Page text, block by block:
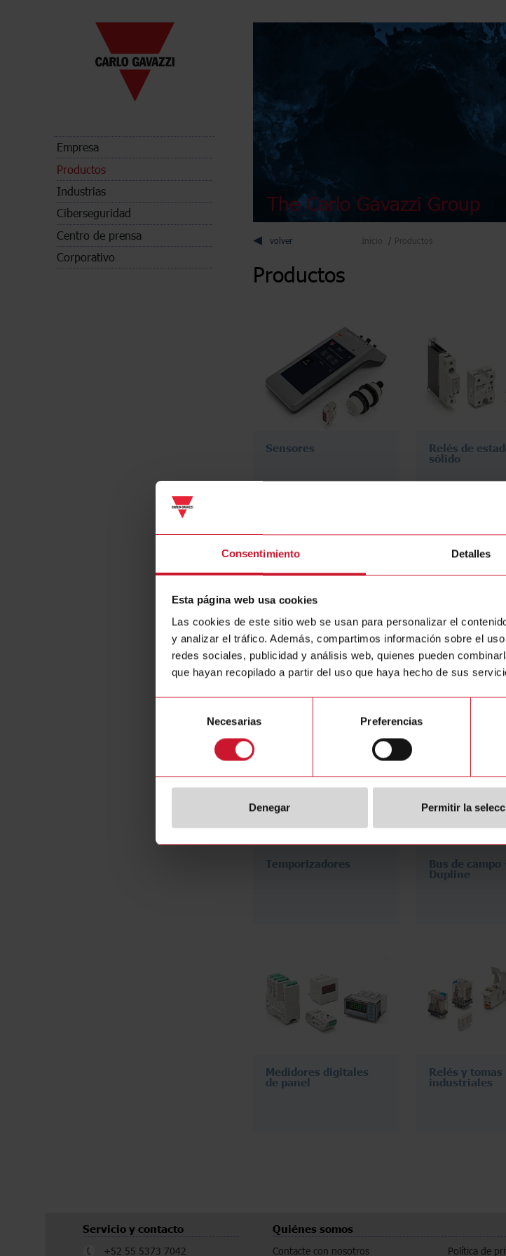
Consentimiento Detalles
Esta página web usa cookies
Las cookies de este sitio web se usan para personalizar el
y analizar el tráfico. Además, compartimos información sobre el
redes sociales, publicidad y análisis web, quienes pueden
que hayan recopilado a partir del uso que haya hecho de sus
consentimiento
Necesarias Preferencias
Denegar Permitir la
Empresa
Productos
Industrias
Ciberseguridad
Centro de prensa
Corporativo
The Carlo Gavazzi Group
volver Inicio Productos
Productos
Sensores Relés de
sólido
Dispositivos de
campo IIoT corriente
Temporizadores Bus de campo
Dupline
Medidores digitales
de panel
Relés y tomas
industriales
Servicio y contacto
+52 55 5373 7042
Quiénes somos
Contacte con nosotros Política de